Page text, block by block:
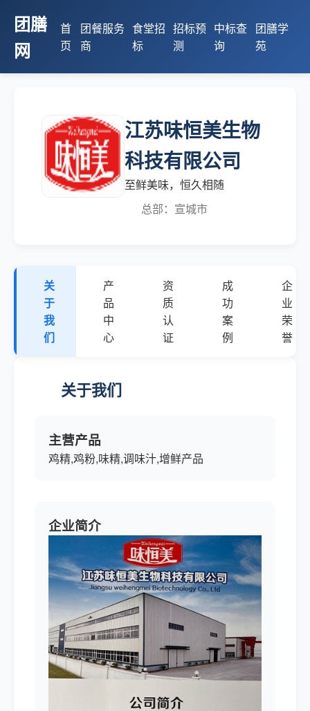
团膳
网
首
页
团餐服务
商
食堂招
标
招标预
测
中标查
询
团膳学
苑
江苏味恒美生物
科技有限公司
至鲜美味，恒久相随
总部：宣城市
关
于
我
们
产
品
中
心
资
质
认
证
成
功
案
例
企
业
荣
誉
关于我们
主营产品
鸡精,鸡粉,味精,调味汁,增鲜产品
企业简介